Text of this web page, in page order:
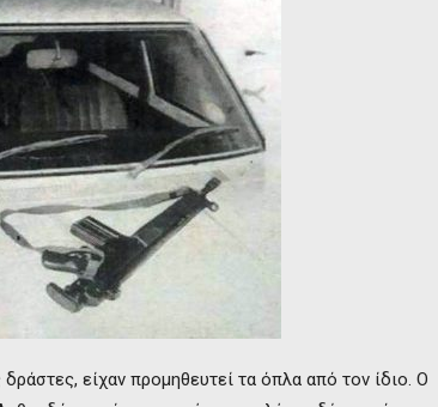
είχαν προμηθευτεί τα όπλα από τον ίδιο. Ο